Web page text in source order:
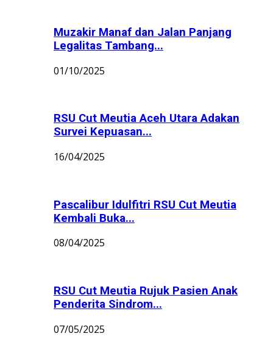
Muzakir Manaf dan Jalan Panjang
Legalitas Tambang...
01/10/2025
RSU Cut Meutia Aceh Utara Adakan
Survei Kepuasan...
16/04/2025
Pascalibur Idulfitri RSU Cut Meutia
Kembali Buka...
08/04/2025
RSU Cut Meutia Rujuk Pasien Anak
Penderita Sindrom...
07/05/2025